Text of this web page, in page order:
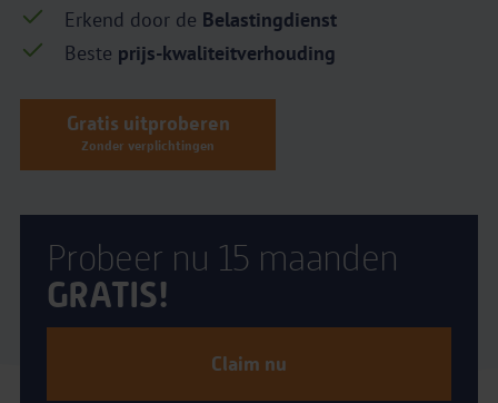
Erkend door de Belastingdienst
Beste prijs-kwaliteitverhouding
Gratis uitproberen
Zonder verplichtingen
Probeer nu 15 maanden
GRATIS!
Claim nu